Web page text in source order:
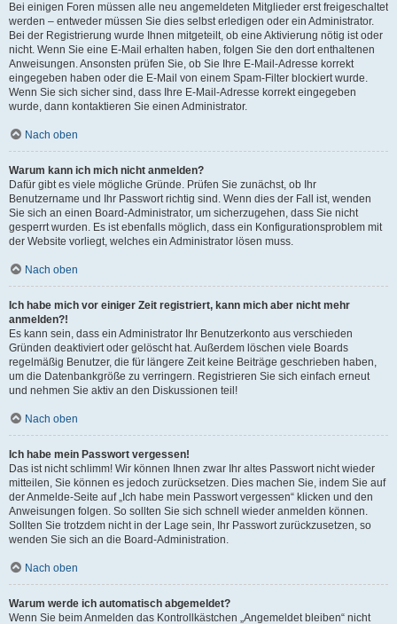
Bei einigen Foren müssen alle neu angemeldeten Mitglieder erst freigeschaltet
werden – entweder müssen Sie dies selbst erledigen oder ein Administrator.
Bei der Registrierung wurde Ihnen mitgeteilt, ob eine Aktivierung nötig ist oder
nicht. Wenn Sie eine E-Mail erhalten haben, folgen Sie den dort enthaltenen
Anweisungen. Ansonsten prüfen Sie, ob Sie Ihre E-Mail-Adresse korrekt
eingegeben haben oder die E-Mail von einem Spam-Filter blockiert wurde.
Wenn Sie sich sicher sind, dass Ihre E-Mail-Adresse korrekt eingegeben
wurde, dann kontaktieren Sie einen Administrator.
Nach oben
Warum kann ich mich nicht anmelden?
Dafür gibt es viele mögliche Gründe. Prüfen Sie zunächst, ob Ihr
Benutzername und Ihr Passwort richtig sind. Wenn dies der Fall ist, wenden
Sie sich an einen Board-Administrator, um sicherzugehen, dass Sie nicht
gesperrt wurden. Es ist ebenfalls möglich, dass ein Konfigurationsproblem mit
der Website vorliegt, welches ein Administrator lösen muss.
Nach oben
Ich habe mich vor einiger Zeit registriert, kann mich aber nicht mehr
anmelden?!
Es kann sein, dass ein Administrator Ihr Benutzerkonto aus verschieden
Gründen deaktiviert oder gelöscht hat. Außerdem löschen viele Boards
regelmäßig Benutzer, die für längere Zeit keine Beiträge geschrieben haben,
um die Datenbankgröße zu verringern. Registrieren Sie sich einfach erneut
und nehmen Sie aktiv an den Diskussionen teil!
Nach oben
Ich habe mein Passwort vergessen!
Das ist nicht schlimm! Wir können Ihnen zwar Ihr altes Passwort nicht wieder
mitteilen, Sie können es jedoch zurücksetzen. Dies machen Sie, indem Sie auf
der Anmelde-Seite auf „Ich habe mein Passwort vergessen“ klicken und den
Anweisungen folgen. So sollten Sie sich schnell wieder anmelden können.
Sollten Sie trotzdem nicht in der Lage sein, Ihr Passwort zurückzusetzen, so
wenden Sie sich an die Board-Administration.
Nach oben
Warum werde ich automatisch abgemeldet?
Wenn Sie beim Anmelden das Kontrollkästchen „Angemeldet bleiben“ nicht